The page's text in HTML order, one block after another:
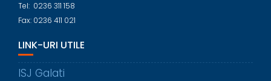
Tel: 0236 311 158
Fax: 0236 411 021
LINK-URI UTILE
ISJ Galati